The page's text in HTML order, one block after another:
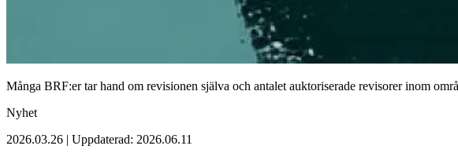
Många BRF:er tar hand om revisionen själva och antalet auktoriserade revisorer inom
Nyhet
2026.03.26 | Uppdaterad: 2026.06.11